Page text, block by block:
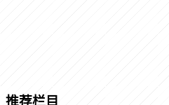
推荐栏目